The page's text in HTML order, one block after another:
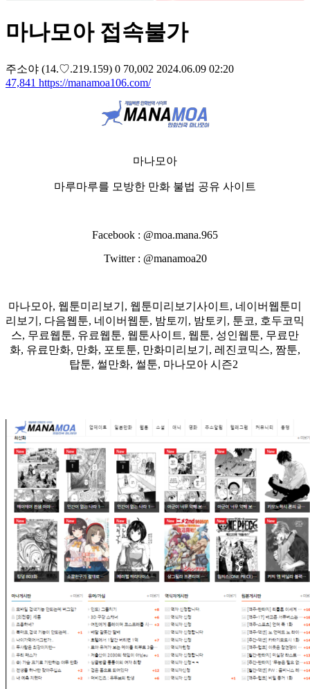
마나모아 접속불가
주소야 (14.♡.219.159) 0 70,002 2024.06.09 02:20
47,841 https://manamoa106.com/
마나모아
마루마루를 모방한 만화 불법 공유 사이트
Facebook : @moa.mana.965
Twitter : @manamoa20
마나모아, 웹툰미리보기, 웹툰미리보기사이트, 네이버웹툰미
리보기, 다음웹툰, 네이버웹툰, 밤토끼, 밤토키, 툰코, 호두코믹
스, 무료웹툰, 유료웹툰, 웹툰사이트, 웹툰, 성인웹툰, 무료만
화, 유료만화, 만화, 포토툰, 만화미리보기, 레진코믹스, 짬툰,
탑툰, 썰만화, 썰툰, 마나모아 시즌2